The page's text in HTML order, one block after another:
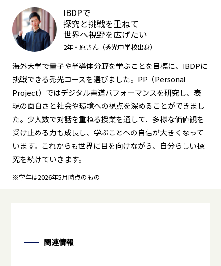
IBDPで
探究と挑戦を重ねて
世界へ視野を広げたい
2年・原さん（秀光中学校出身）
海外大学で量子や半導体分野を学ぶことを目標に、IBDPに
挑戦できる秀光コースを選びました。PP（Personal
Project）ではデジタル書道パフォーマンスを研究し、表
現の面白さと社会や環境への視点を深めることができまし
た。少人数で対話を重ねる授業を通して、多様な価値観を
受け止める力も成長し、学ぶことへの自信が大きくなって
います。これからも世界に目を向けながら、自分らしい探
究を続けていきます。
※学年は2026年5月時点のもの
関連情報